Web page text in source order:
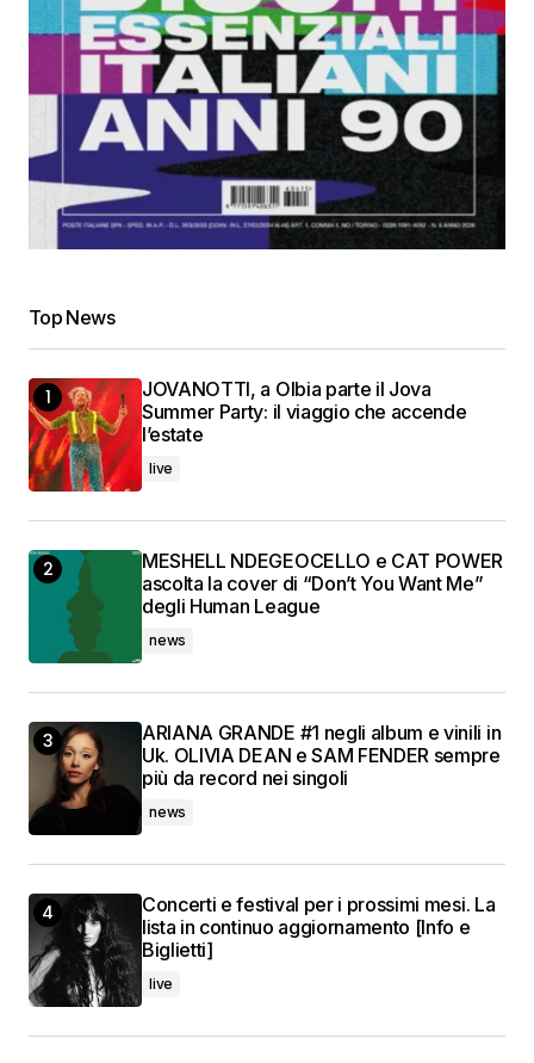
Top News
JOVANOTTI, a Olbia parte il Jova
Summer Party: il viaggio che accende
l’estate
live
MESHELL NDEGEOCELLO e CAT POWER
ascolta la cover di “Don’t You Want Me”
degli Human League
news
ARIANA GRANDE #1 negli album e vinili in
Uk. OLIVIA DEAN e SAM FENDER sempre
più da record nei singoli
news
Concerti e festival per i prossimi mesi. La
lista in continuo aggiornamento [Info e
Biglietti]
live